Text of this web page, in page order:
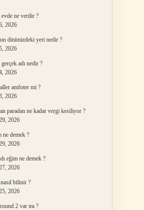
ne verilir ?
2026
dinimizdeki yeri nedir ?
2026
adı nedir ?
2026
amfoter mi ?
2026
paradan ne kadar vergi kesiliyor ?
2026
ne demek ?
2026
eğim ne demek ?
2026
bilinir ?
2026
2 var mı ?